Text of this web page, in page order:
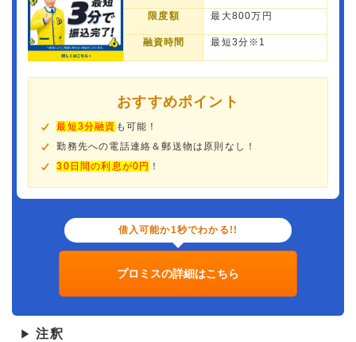
限度額 最大800万円
融資時間 最短3分※1
おすすめポイント
最短3分融資 も可能！
勤務先への電話連絡＆郵送物は原則なし！
30日間の利息が0円 ！
借入可能か1秒でわかる!!
プロミスの詳細はこちら
▶ 注釈